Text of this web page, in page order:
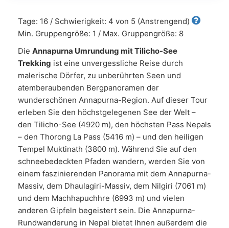
Tage: 16 / Schwierigkeit: 4 von 5 (Anstrengend)
Min. Gruppengröße: 1 / Max. Gruppengröße: 8
Die Annapurna Umrundung mit Tilicho-See
Trekking ist eine unvergessliche Reise durch
malerische Dörfer, zu unberührten Seen und
atemberaubenden Bergpanoramen der
wunderschönen Annapurna-Region. Auf dieser Tour
erleben Sie den höchstgelegenen See der Welt –
den Tilicho-See (4920 m), den höchsten Pass Nepals
– den Thorong La Pass (5416 m) – und den heiligen
Tempel Muktinath (3800 m). Während Sie auf den
schneebedeckten Pfaden wandern, werden Sie von
einem faszinierenden Panorama mit dem Annapurna-
Massiv, dem Dhaulagiri-Massiv, dem Nilgiri (7061 m)
und dem Machhapuchhre (6993 m) und vielen
anderen Gipfeln begeistert sein. Die Annapurna-
Rundwanderung in Nepal bietet Ihnen außerdem die